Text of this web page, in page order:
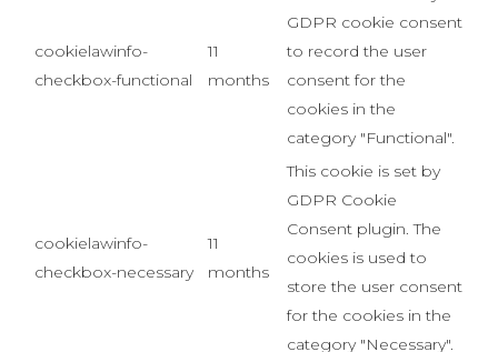
cookielawinfo-
checkbox-functional
11
months
GDPR cookie consent
to record the user
consent for the
cookies in the
category "Functional".
cookielawinfo-
checkbox-necessary
11
months
This cookie is set by
GDPR Cookie
Consent plugin. The
cookies is used to
store the user consent
for the cookies in the
category "Necessary".